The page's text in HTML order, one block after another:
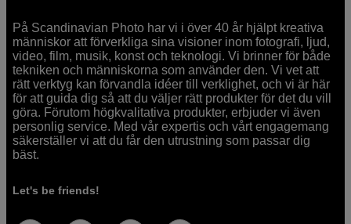
På Scandinavian Photo har vi i över 40 år hjälpt kreativa
människor att förverkliga sina visioner inom fotografi, ljud,
video, film, musik, konst och teknologi. Vi brinner för både
tekniken och människorna som använder den. Vi vet att
rätt verktyg kan förvandla idéer till verklighet, och vi är här
för att guida dig så att du väljer rätt produkter för det du vill
göra. Förutom högkvalitativa produkter, erbjuder vi även
personlig service. Med vår expertis och vårt engagemang
säkerställer vi att du får den utrustning som passar dig
bäst.
Let's be friends!